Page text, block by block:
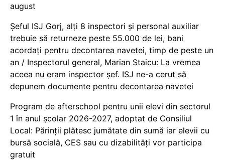
august
Șeful ISJ Gorj, alți 8 inspectori și personal auxiliar
trebuie să returneze peste 55.000 de lei, bani
acordați pentru decontarea navetei, timp de peste un
an / Inspectorul general, Marian Staicu: La vremea
aceea nu eram inspector șef. ISJ ne-a cerut să
depunem documente pentru decontarea navetei
Program de afterschool pentru unii elevi din sectorul
1 în anul școlar 2026-2027, adoptat de Consiliul
Local: Părinții plătesc jumătate din sumă iar elevii cu
bursă socială, CES sau cu dizabilităţi vor participa
gratuit